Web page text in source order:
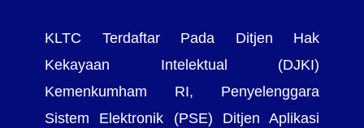
KLTC Terdaftar Pada Ditjen Hak
Kekayaan Intelektual (DJKI)
Kemenkumham RI, Penyelenggara
Sistem Elektronik (PSE) Ditjen Aplikasi